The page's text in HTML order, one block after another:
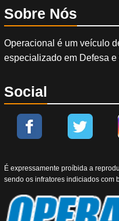
Sobre Nós
Operacional é um veículo
especializado em Defesa
Social
É expressamente proíbida a
sendo os infratores indiciados com